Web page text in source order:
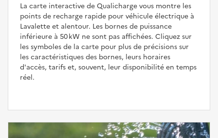
La carte interactive de Qualicharge vous montre les
points de recharge rapide pour véhicule électrique à
Lavalette et alentour. Les bornes de puissance
inférieure à 50 kW ne sont pas affichées. Cliquez sur
les symboles de la carte pour plus de précisions sur
les caractéristiques des bornes, leurs horaires
d'accès, tarifs et, souvent, leur disponibilité en temps
réel.